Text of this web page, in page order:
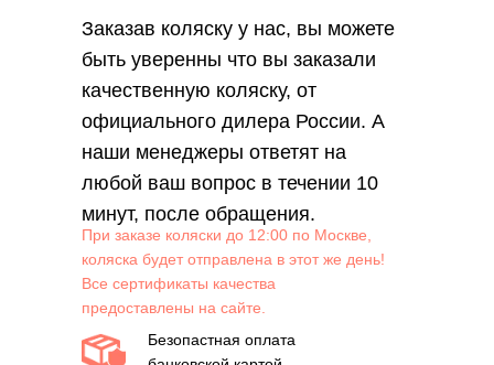
Заказав коляску у нас, вы можете
быть уверенны что вы заказали
качественную коляску, от
официального дилера России. А
наши менеджеры ответят на
любой ваш вопрос в течении 10
минут, после обращения.
При заказе коляски до 12:00 по Москве,
коляска будет отправлена в этот же день!
Все сертификаты качества
предоставлены на сайте.
Безопастная оплата